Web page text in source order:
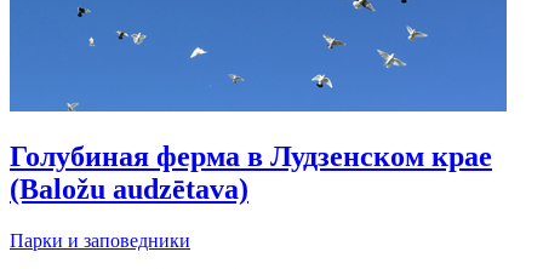
Голубиная ферма в Лудзенском крае
(Baložu audzētava)
Парки и заповедники